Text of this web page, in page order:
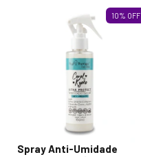
10% OFF
Spray Anti-Umidade